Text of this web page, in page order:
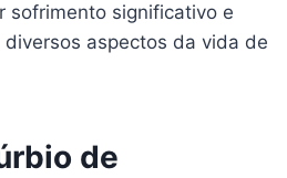
sofrimento significativo e
aspectos da vida de
de